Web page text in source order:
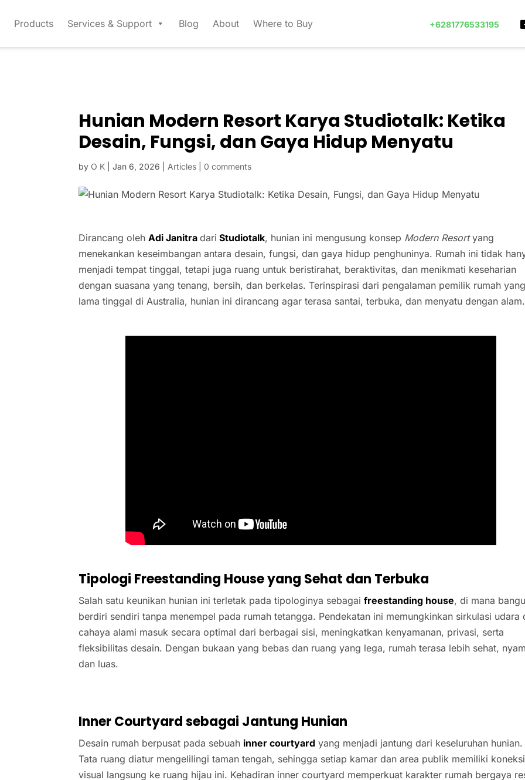
Products Services & Support Blog About Where to Buy +6281776533195
Hunian Modern Resort Karya Studiotalk: Ketika
Desain, Fungsi, dan Gaya Hidup Menyatu
by O K |Jan 6, 2026 Articles 0 comments
Dirancang olehAdi Janitradari Studiotalk, hunian ini mengusung konsep Modern Resortyang
menekankan keseimbangan antara desain, fungsi, dan gaya hidup penghuninya. Rumah ini tidak
menjadi tempat tinggal, tetapi juga ruang untuk beristirahat, beraktivitas, dan menikmati keseharian
dengan suasana yang tenang, bersih, dan berkelas. Terinspirasi dari pengalaman pemilik rumah yang
lama tinggal di Australia, hunian ini dirancang agar terasa santai, terbuka, dan menyatu dengan alam.
Tipologi Freestanding House yang Sehat dan Terbuka
Salah satu keunikan hunian ini terletak pada tipologinya sebagaifreestanding house, di mana
berdiri sendiri tanpa menempel pada rumah tetangga. Pendekatan ini memungkinkan sirkulasi udara
cahaya alami masuk secara optimal dari berbagai sisi, meningkatkan kenyamanan, privasi, serta
fleksibilitas desain. Dengan bukaan yang bebas dan ruang yang lega, rumah terasa lebih sehat,
dan luas.
Inner Courtyard sebagai Jantung Hunian
Desain rumah berpusat pada sebuah inner courtyard yang menjadi jantung dari keseluruhan hunian.
Tata ruang diatur mengelilingi taman tengah, sehingga setiap kamar dan area publik memiliki koneksi
visual langsung ke ruang hijau ini. Kehadiran inner courtyard memperkuat karakter rumah bergaya